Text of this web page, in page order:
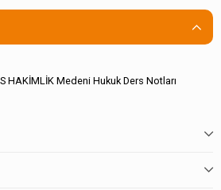
HAKİMLİK Medeni Hukuk Ders Notları